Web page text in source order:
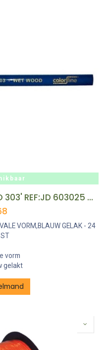
WET WOOD POTLOOD 'PRO 303' REF:JD 603025 COLOR LINE
VORM,BLAUW GELAK - 24
vorm
gelakt